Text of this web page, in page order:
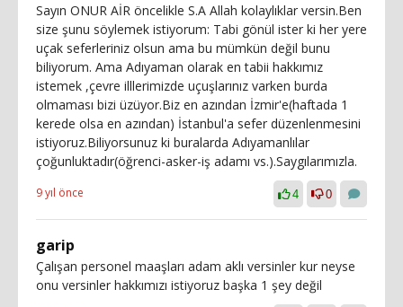
Sayın ONUR AİR öncelikle S.A Allah kolaylıklar versin.Ben
size şunu söylemek istiyorum: Tabi gönül ister ki her yere
uçak seferleriniz olsun ama bu mümkün değil bunu
biliyorum. Ama Adıyaman olarak en tabii hakkımız
istemek ,çevre illlerimizde uçuşlarınız varken burda
olmaması bizi üzüyor.Biz en azından İzmir'e(haftada 1
kerede olsa en azından) İstanbul'a sefer düzenlenmesini
istiyoruz.Biliyorsunuz ki buralarda Adıyamanlılar
çoğunluktadır(öğrenci-asker-iş adamı vs.).Saygılarımızla.
9 yıl önce 4 0
garip
Çalışan personel maaşları adam aklı versinler kur neyse
onu versinler hakkımızı istiyoruz başka 1 şey değil